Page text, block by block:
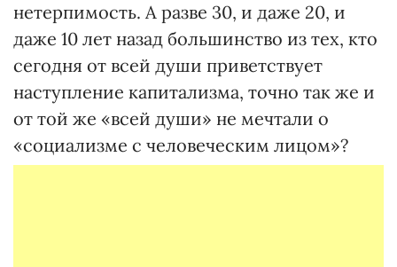
нетерпимость. А разве 30, и даже 20, и
даже 10 лет назад большинство из тех, кто
сегодня от всей души приветствует
наступление капитализма, точно так же и
от той же «всей души» не мечтали о
«социализме с человеческим лицом»?